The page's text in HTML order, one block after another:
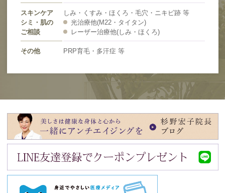
スキンケア
シミ・肌の
ご相談
しみ・くすみ・ほくろ・毛穴・ニキビ跡 等
光治療他(M22・タイタン)
レーザー治療他(しみ・ほくろ)
その他 PRP育毛・多汗症 等